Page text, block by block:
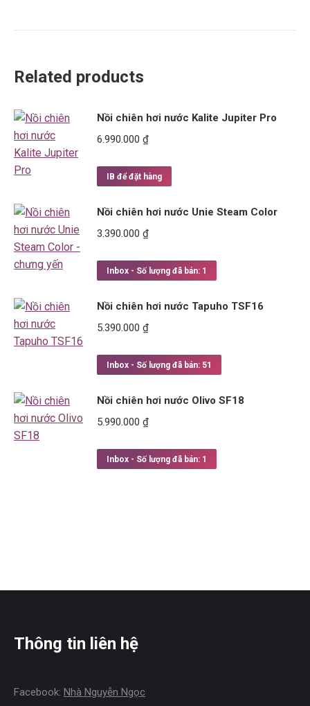
Related products
Nồi chiên hơi nước Kalite Jupiter Pro
6.990.000 ₫
IB để đặt hàng
Nồi chiên hơi nước Unie Steam Color
3.390.000 ₫
Inbox - Số lượng đã bán: 1
Nồi chiên hơi nước Tapuho TSF16
5.390.000 ₫
Inbox - Số lượng đã bán: 51
Nồi chiên hơi nước Olivo SF18
5.990.000 ₫
Inbox - Số lượng đã bán: 1
Thông tin liên hệ
Facebook: Nhà Nguyễn Ngọc